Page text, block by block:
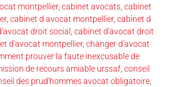
montpellier, cabinet avocats, cabinet
, cabinet d avocat montpellier, cabinet d
droit social , cabinet d'avocat droit
d'avocat montpellier, changer d'avocat
prouver la faute inexcusable de
de recours amiable urssaf, conseil
des prud'hommes avocat obligatoire,